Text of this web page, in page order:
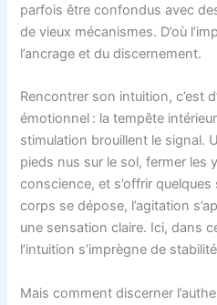
parfois être confondus avec
de vieux mécanismes. D’où
l’ancrage et du discernement.
Rencontrer son intuition, c’est
émotionnel : la tempête
stimulation brouillent le signal.
pieds nus sur le sol, fermer les
conscience, et s’offrir
corps se dépose, l’agitation
une sensation claire. Ici, dans
l’intuition s’imprègne de
Mais comment discerner